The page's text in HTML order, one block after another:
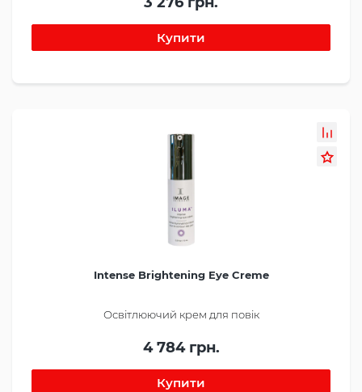
Intense Brightening Eye Creme
Освітлюючий крем для повік
4 784 грн.